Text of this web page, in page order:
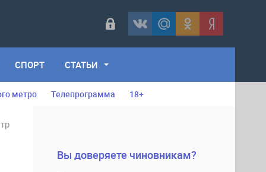
СПОРТ СТАТЬИ
метро Телепрограмма 18+
Вы доверяете чиновникам?